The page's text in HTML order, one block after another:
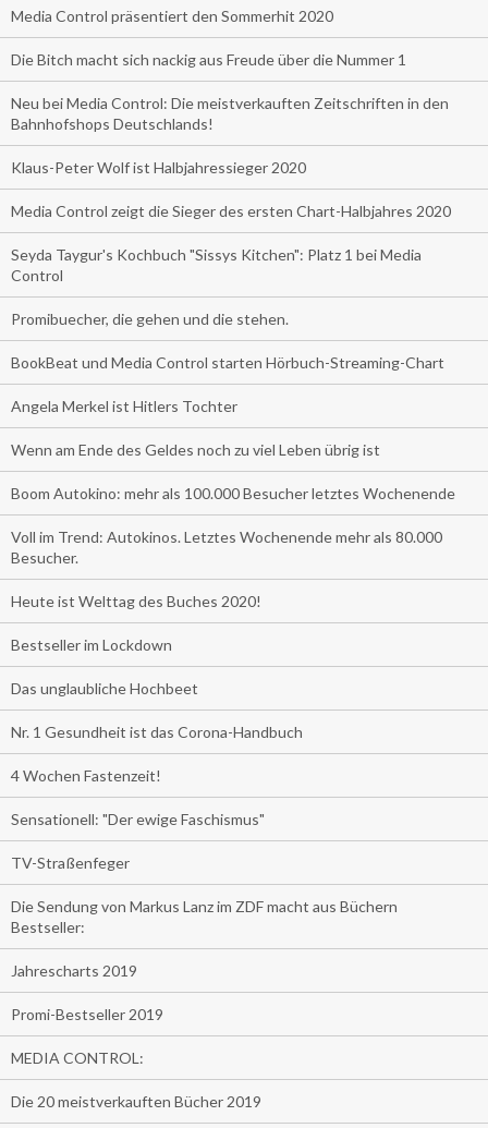
Media Control präsentiert den Sommerhit 2020
Die Bitch macht sich nackig aus Freude über die Nummer 1
Neu bei Media Control: Die meistverkauften Zeitschriften in den
Bahnhofshops Deutschlands!
Klaus-Peter Wolf ist Halbjahressieger 2020
Media Control zeigt die Sieger des ersten Chart-Halbjahres 2020
Seyda Taygur's Kochbuch "Sissys Kitchen": Platz 1 bei Media
Control
Promibuecher, die gehen und die stehen.
BookBeat und Media Control starten Hörbuch-Streaming-Chart
Angela Merkel ist Hitlers Tochter
Wenn am Ende des Geldes noch zu viel Leben übrig ist
Boom Autokino: mehr als 100.000 Besucher letztes Wochenende
Voll im Trend: Autokinos. Letztes Wochenende mehr als 80.000
Besucher.
Heute ist Welttag des Buches 2020!
Bestseller im Lockdown
Das unglaubliche Hochbeet
Nr. 1 Gesundheit ist das Corona-Handbuch
4 Wochen Fastenzeit!
Sensationell: "Der ewige Faschismus"
TV-Straßenfeger
Die Sendung von Markus Lanz im ZDF macht aus Büchern
Bestseller:
Jahrescharts 2019
Promi-Bestseller 2019
MEDIA CONTROL:
Die 20 meistverkauften Bücher 2019